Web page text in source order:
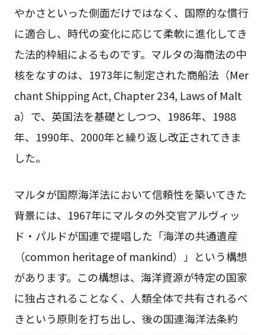
やかさといった側面だけではなく、国際的な慣行
に適合し、時代の変化に応じて柔軟に進化してき
た法的枠組によるものです。マルタの海商法の中
核をなすのは、1973年に制定された商船法（Mer
chant Shipping Act, Chapter 234, Laws of Malt
a）で、英国法を基礎としつつ、1986年、1988
年、1990年、2000年と繰り返し改正されてきま
した。
マルタが国際海洋法において信頼性を築いてきた
背景には、1967年にマルタの外交官アルヴィッ
ド・パルドが国連で提唱した「海洋の共通遺産
（common heritage of mankind）」という構想
があります。この構想は、海洋資源が特定の国家
に独占されることなく、人類全体で共有されるべ
きという原則を打ち出し、後の国連海洋法条約